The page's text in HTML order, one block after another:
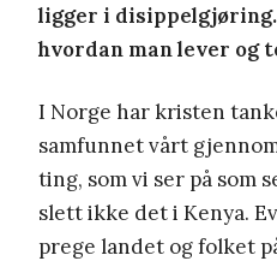
ligger i
hvordan man lever og
I Norge har kristen
samfunnet vårt
ting, som vi ser på som
slett ikke det i Kenya.
prege landet og folket